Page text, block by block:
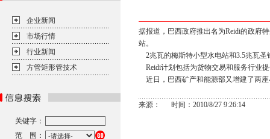
企业新闻
市场行情
行业新闻
方管矩形管技术
关键字：
范 围：
据报道，巴西政府推出名为Reidi的政府
站。
2兆瓦的梅斯特小型水电站和3.5兆瓦圣
Reidi计划包括为货物交易和服务行业
近日，巴西矿产和能源部又增建了两
来源： 时间：2010/8/27 9:26:14